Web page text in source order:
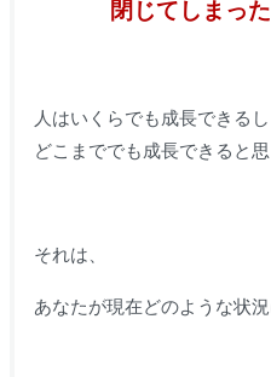
閉じてしまっ
人はいくらでも成長できるし
どこまででも成長できると思
それは、
あなたが現在どのような状況